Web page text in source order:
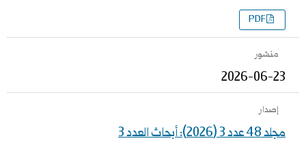
PDF
منشور
2026-06-23
إصدار
مجلد 48 عدد 3 (2026): أبحاث العدد 3